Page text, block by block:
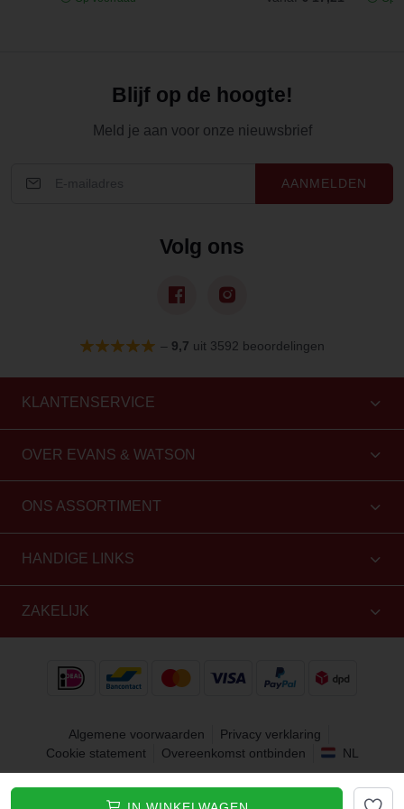
Blijf op de hoogte!
Meld je aan voor onze nieuwsbrief
AANMELDEN
Volg ons
– 9,7 uit 3592 beoordelingen
KLANTENSERVICE
OVER EVANS & WATSON
ONS ASSORTIMENT
HANDIGE LINKS
ZAKELIJK
Algemene voorwaarden
Privacy verklaring
Cookie statement
Overeenkomst ontbinden NL
Copyright 2010 - 2026 Evans & Watson. Alle rechten